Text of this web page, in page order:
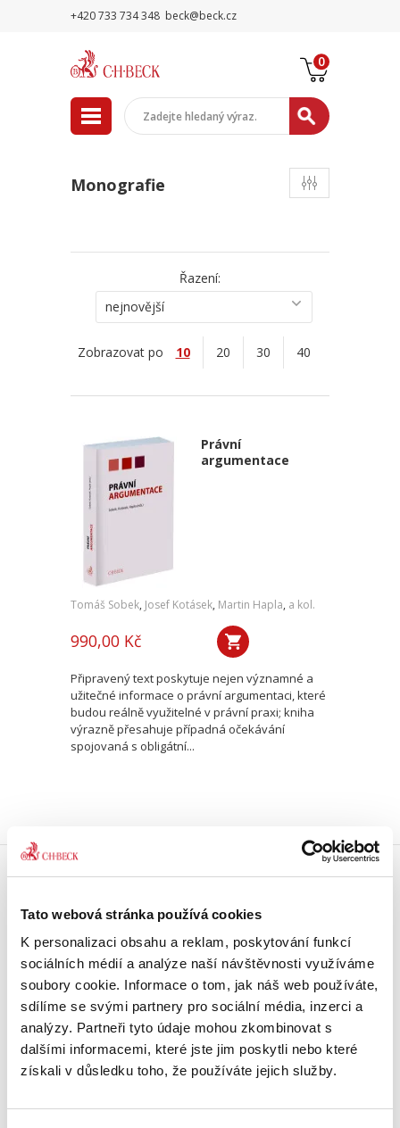
Tato webová stránka používá cookies
K personalizaci obsahu a reklam, poskytování funkcí
sociálních médií a analýze naší návštěvnosti využíváme
soubory cookie. Informace o tom, jak náš web používáte,
sdílíme se svými partnery pro sociální média, inzerci a
analýzy. Partneři tyto údaje mohou zkombinovat s
dalšími informacemi, které jste jim poskytli nebo které
získali v důsledku toho, že používáte jejich služby.
+420 733 734 348 beck@beck.cz
0
Monografie
Řazení:
nejnovější
Zobrazovat po 10 20 30 40
Právní
argumentace
Tomáš Sobek, Josef Kotásek, Martin Hapla, a kol.
990,00 Kč
Připravený text poskytuje nejen významné a
užitečné informace o právní argumentaci, které
budou reálně využitelné v právní praxi; kniha
výrazně přesahuje případná očekávání
spojovaná s obligátní...
Získejte dopravu zdarma
Tradiční nakladatelství
Působíme na trhu přes 30 let.
Semináře a Konference
Vzdělávejte se kvalitně.
Vzdělávejte se s Akademií C. H. Beck.